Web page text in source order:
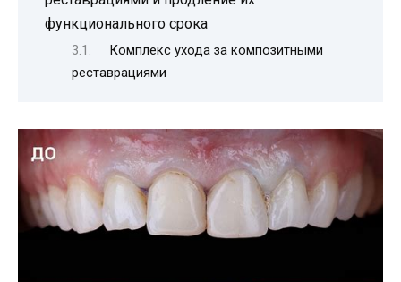
функционального срока
Комплекс ухода за композитными
реставрациями